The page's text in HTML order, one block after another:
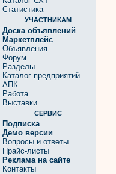
Статистика
УЧАСТНИКАМ
Доска объявлений
Маркетплейс
Объявления
Форум
Разделы
Каталог предприятий
АПК
Работа
Выставки
СЕРВИС
Подписка
Демо версии
Вопросы и ответы
Прайс-листы
Реклама на сайте
Контакты